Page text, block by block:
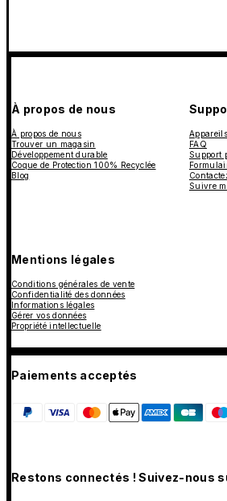
À propos de nous
À propos de nous
Trouver un magasin
Développement durable
Coque de Protection 100% Recyclée
Blog
Appareils
FAQ
Support
Suivre
Mentions légales
Conditions générales de vente
Confidentialité des données
Informations légales
Gérer vos données
Propriété intellectuelle
Paiements acceptés
Restons connectés ! Suivez-nous